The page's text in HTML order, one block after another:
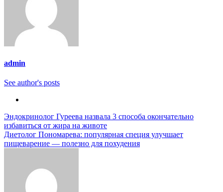
admin
See author's posts
Навигация
по
записям
Эндокринолог Гуреева назвала 3 способа окончательно
избавиться от жира на животе
Диетолог Пономарева: популярная специя улучшает
пищеварение — полезно для похудения